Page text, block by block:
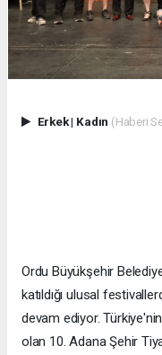
Erkek| Kadın (Haberi
Ordu Büyükşehir
katıldığı ulusal
devam ediyor.
olan 10. Adana Şehir